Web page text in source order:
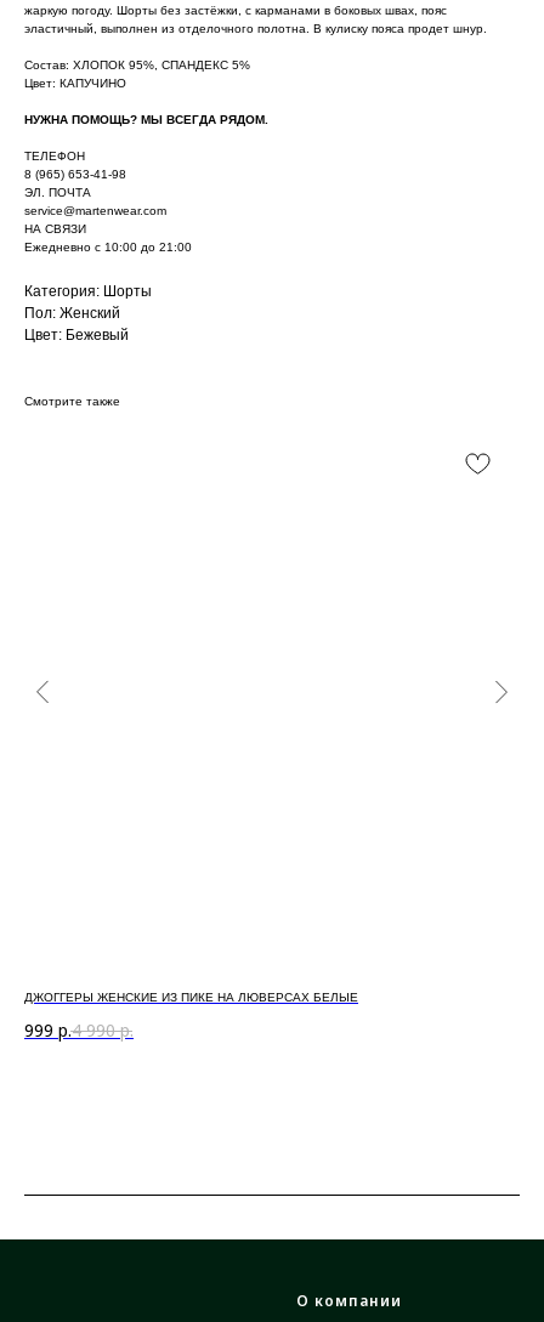
жаркую погоду. Шорты без застёжки, с карманами в боковых швах, пояс
эластичный, выполнен из отделочного полотна. В кулиску пояса продет шнур.
Состав: ХЛОПОК 95%, СПАНДЕКС 5%
Цвет: КАПУЧИНО
НУЖНА ПОМОЩЬ? МЫ ВСЕГДА РЯДОМ.
ТЕЛЕФОН
8 (965) 653-41-98
ЭЛ. ПОЧТА
service@martenwear.com
НА СВЯЗИ
Ежедневно с 10:00 до 21:00
Категория: Шорты
Пол: Женский
Цвет: Бежевый
Смотрите также
ДЖОГГЕРЫ ЖЕНСКИЕ ИЗ ПИКЕ НА ЛЮВЕРСАХ БЕЛЫЕ
999 р.4 990 р.
О компании